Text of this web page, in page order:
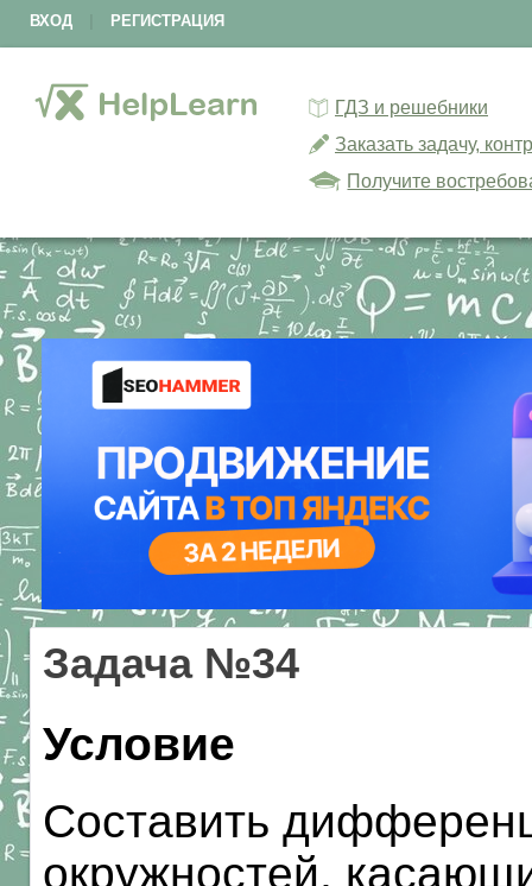
ВХОД РЕГИСТРАЦИЯ
ГДЗ и решебники
Заказать задачу,
Получите
Задача №34
Условие
Составить
окружностей,